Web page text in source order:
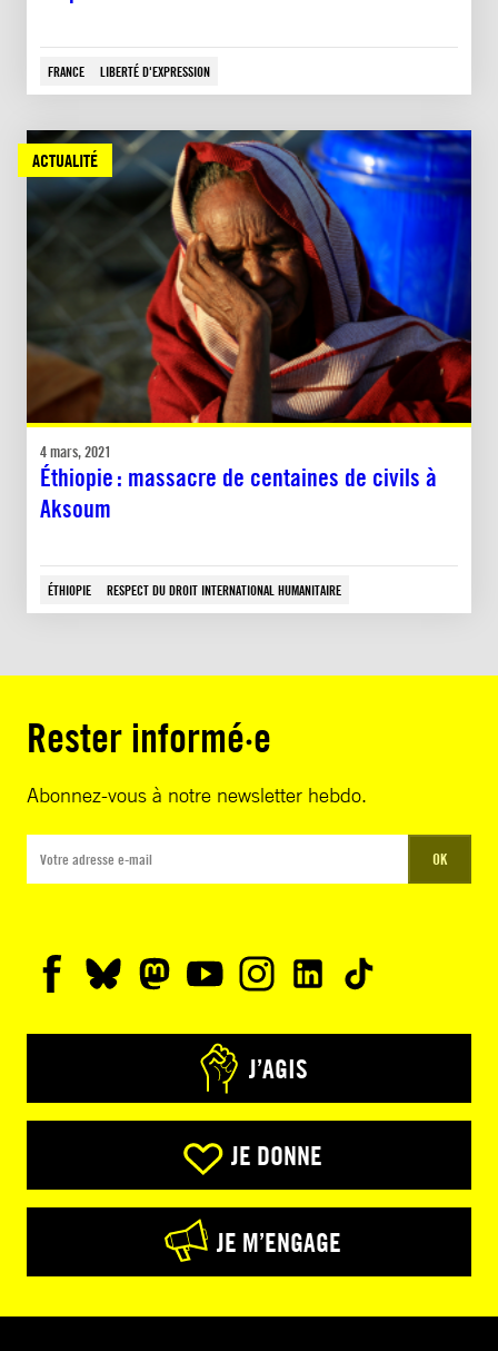
FRANCE LIBERTÉ D'EXPRESSION
ACTUALITÉ
4 mars, 2021
Éthiopie : massacre de centaines de civils à
Aksoum
ÉTHIOPIE RESPECT DU DROIT INTERNATIONAL HUMANITAIRE
Rester informé·e
Abonnez-vous à notre newsletter hebdo.
OK
J’AGIS
JE DONNE
JE M’ENGAGE